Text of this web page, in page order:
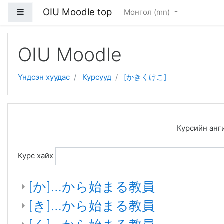
Хажуугийн дэлгэцийн хэсэг
OIU Moodle top Монгол ‎(mn)‎
OIU Moodle
Үндсэн хуудас Курсууд [かきくけこ]
Курсийн
Курс хайх
[か]…から始まる教員
[き]…から始まる教員